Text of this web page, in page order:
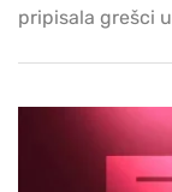
pripisala grešci